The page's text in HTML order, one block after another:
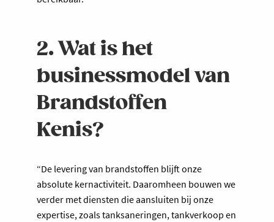
2. Wat is het
businessmodel van
Brandstoffen
Kenis?
“De levering van brandstoffen blijft onze
absolute kernactiviteit. Daaromheen bouwen we
verder met diensten die aansluiten bij onze
expertise, zoals tanksaneringen, tankverkoop en